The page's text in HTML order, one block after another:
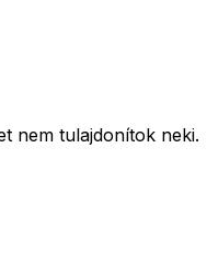
nem tulajdonítok neki.